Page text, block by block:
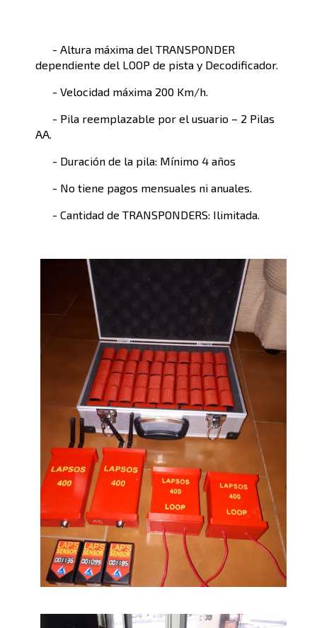
- Altura máxima del TRANSPONDER
dependiente del LOOP de pista y Decodificador.
- Velocidad máxima 200 Km/h.
- Pila reemplazable por el usuario – 2 Pilas
AA.
- Duración de la pila: Mínimo 4 años
- No tiene pagos mensuales ni anuales.
- Cantidad de TRANSPONDERS: Ilimitada.